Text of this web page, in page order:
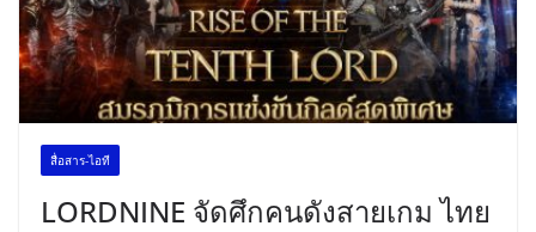
สื่อสาร-ไอที
LORDNINE จัดศึกคนดังสายเกม ไทย